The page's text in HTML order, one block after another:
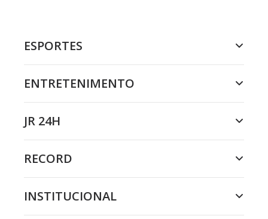
ESPORTES
ENTRETENIMENTO
JR 24H
RECORD
INSTITUCIONAL